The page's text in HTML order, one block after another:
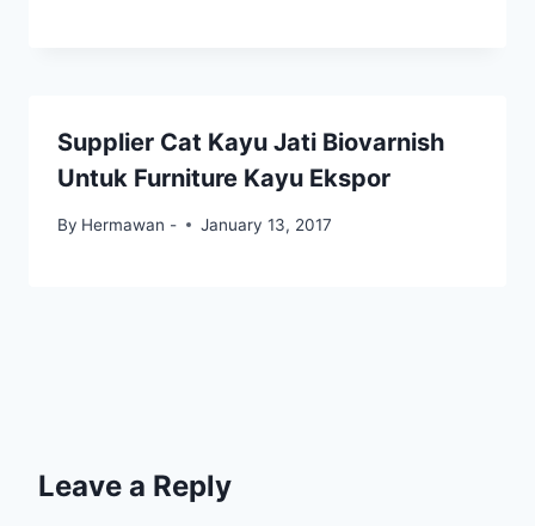
Supplier Cat Kayu Jati Biovarnish
Untuk Furniture Kayu Ekspor
By Hermawan - January 13, 2017
Leave a Reply